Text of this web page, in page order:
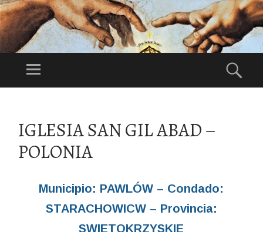
DI
NU
O
1°Domingo de
Menú
CONTENIDO
IGLESIA SAN GIL ABAD –
POLONIA
Municipio: PAWLÓW – Condado:
STARACHOWICW – Provincia:
SWIETOKRZYSKIE